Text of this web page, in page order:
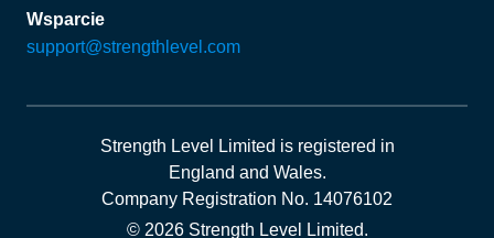
Wsparcie
support@strengthlevel.com
Strength Level Limited is registered in
England and Wales.
Company Registration No. 14076102
© 2026 Strength Level Limited.